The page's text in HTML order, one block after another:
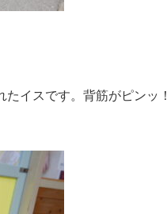
イスです。背筋がピンッ！